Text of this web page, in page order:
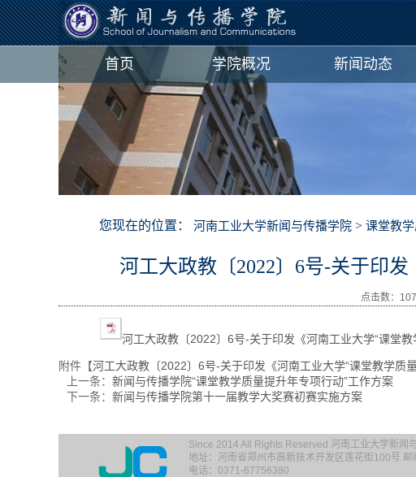
首页 学院概况 新闻动态
您现在的位置： 河南工业大学新闻与传播学院 > 课堂教
河工大政教〔2022〕6号-关于印
点击数：
河工大政教〔2022〕6号-关于印发《河南工业大学“课堂
附件【河工大政教〔2022〕6号-关于印发《河南工业大学“课堂教学质
上一条： 新闻与传播学院“课堂教学质量提升年专项行动”工作方案
下一条： 新闻与传播学院第十一届教学大奖赛初赛实施方案
Since 2014 All Rights Reserved 河南工业大学新闻
地址：河南省郑州市高新技术开发区莲花街100号
电话：0371-67756380